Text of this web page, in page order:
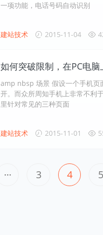
一项功能，电话号码自动识别
建站技术 2015-11-04
如何突破限制，在PC电
amp nbsp 场景 假设一个手机页
开。而众所周知手机上非常不利
里针对常见的三种页面
建站技术 2015-11-01
··· 3 4 5